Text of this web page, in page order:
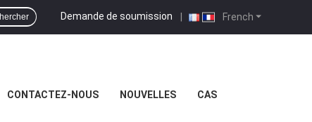
French
Demande de soumission |
CONTACTEZ-NOUS NOUVELLES CAS